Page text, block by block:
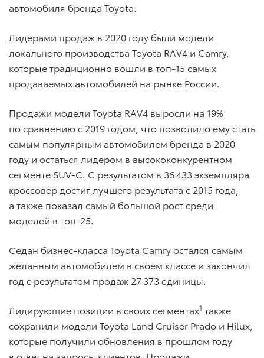
автомобиля бренда Toyota.
Лидерами продаж в 2020 году были модели
локального производства Toyota RAV4 и Camry,
которые традиционно вошли в топ-15 самых
продаваемых автомобилей на рынке России.
Продажи модели Toyota RAV4 выросли на 19%
по сравнению с 2019 годом, что позволило ему стать
самым популярным автомобилем бренда в 2020
году и остаться лидером в высококонкурентном
сегменте SUV-C. С результатом в 36 433 экземпляра
кроссовер достиг лучшего результата с 2015 года,
а также показал самый большой рост среди
моделей в топ-25.
Седан бизнес-класса Toyota Camry остался самым
желанным автомобилем в своем классе и закончил
год с результатом продаж 27 373 единицы.
Лидирующие позиции в своих сегментах1 также
сохранили модели Toyota Land Cruiser Prado и Hilux,
которые получили обновления в прошлом году